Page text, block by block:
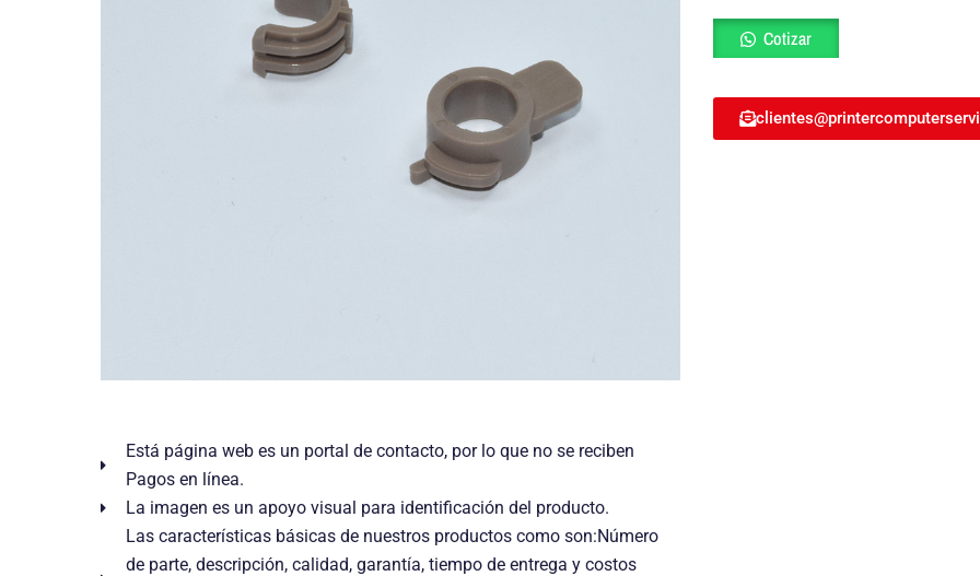
Está página web es un portal de contacto, por lo que no se reciben
Pagos en línea.
La imagen es un apoyo visual para identificación del producto.
Las características básicas de nuestros productos como son:Número
de parte, descripción, calidad, garantía, tiempo de entrega y costos
Bujes
Rodillo
HP
4200
Cotizar